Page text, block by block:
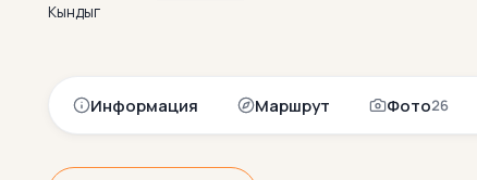
Кындыг
Информация Маршрут Фото26